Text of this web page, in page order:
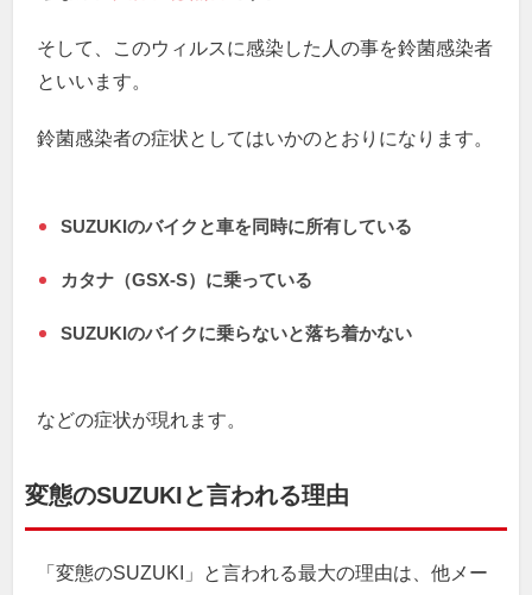
そして、このウィルスに感染した人の事を鈴菌感染者
といいます。
鈴菌感染者の症状としてはいかのとおりになります。
SUZUKIのバイクと車を同時に所有している
カタナ（GSX-S）に乗っている
SUZUKIのバイクに乗らないと落ち着かない
などの症状が現れます。
変態のSUZUKIと言われる理由
「変態のSUZUKI」と言われる最大の理由は、他メー